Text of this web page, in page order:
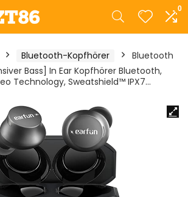
0
Bluetooth-Kopfhörer
Bluetooth
Bass] In Ear Kopfhörer Bluetooth,
Technology, Sweatshield™ IPX7…